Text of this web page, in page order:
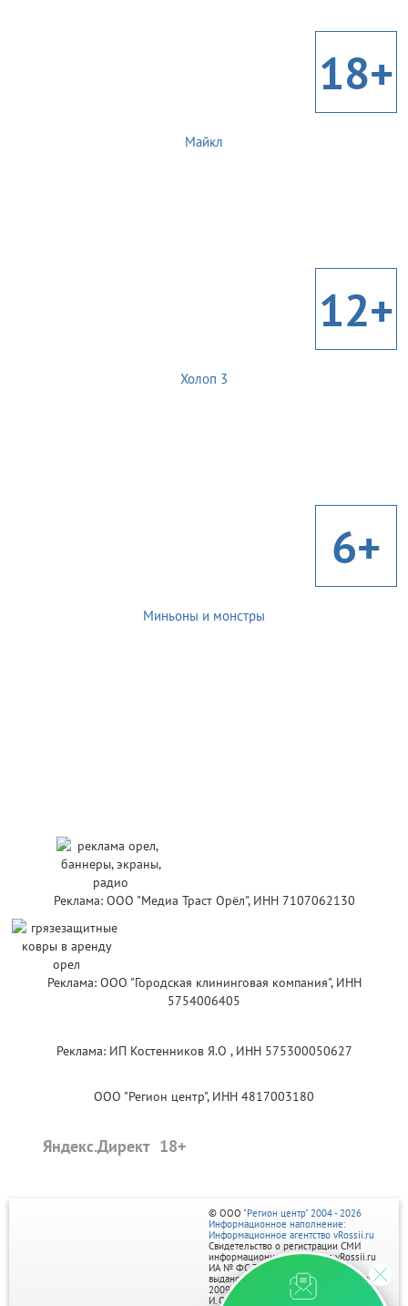
18+
Майкл
12+
Холоп 3
6+
Миньоны и монстры
Реклама: ООО "Медиа Траст Орёл", ИНН 7107062130
Реклама: ООО "Городская клининговая компания", ИНН
5754006405
Реклама: ИП Костенников Я.О , ИНН 575300050627
ООО "Регион центр", ИНН 4817003180
Яндекс.Директ
© ООО "Регион центр" 2004 - 2026
Информационное наполнение:
Информационное агентство vRossii.ru
Свидетельство о регистрации СМИ
информационного агентства vRossii.ru
ИА № ФС 77‑35502
выдано РОСКОМНАДЗОРом 04 марта
2009г.
И. О. Главного редактора Нарыков А. Н.